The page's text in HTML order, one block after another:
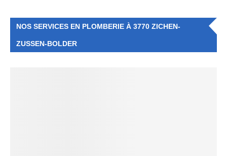
NOS SERVICES EN PLOMBERIE À 3770 ZICHEN-
ZUSSEN-BOLDER